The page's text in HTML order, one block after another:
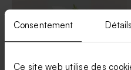
Consentement Détails
Ce site web utilise des